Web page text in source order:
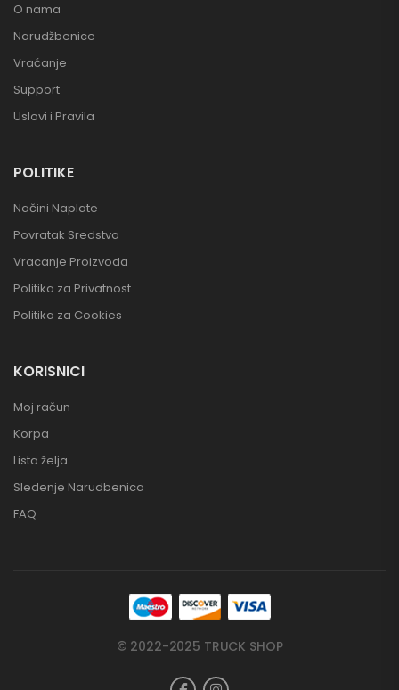
O nama
Narudžbenice
Vraćanje
Support
Uslovi i Pravila
POLITIKE
Načini Naplate
Povratak Sredstva
Vracanje Proizvoda
Politika za Privatnost
Politika za Cookies
KORISNICI
Moj račun
Korpa
Lista želja
Sledenje Narudbenica
FAQ
© 2022-2025 TRUCK SHOP